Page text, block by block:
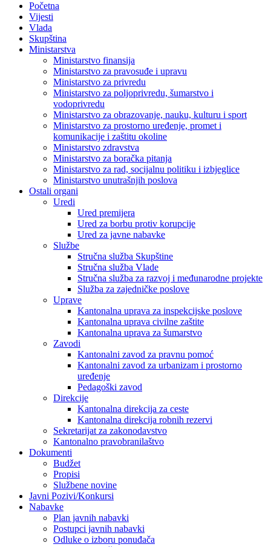
Početna
Vijesti
Vlada
Skupština
Ministarstva
Ministarstvo finansija
Ministarstvo za pravosuđe i upravu
Ministarstvo za privredu
Ministarstvo za poljoprivredu, šumarstvo i
vodoprivredu
Ministarstvo za obrazovanje, nauku, kulturu i sport
Ministarstvo za prostorno uređenje, promet i
komunikacije i zaštitu okoline
Ministarstvo zdravstva
Ministarstvo za boračka pitanja
Ministarstvo za rad, socijalnu politiku i izbjeglice
Ministarstvo unutrašnjih poslova
Ostali organi
Uredi
Ured premijera
Ured za borbu protiv korupcije
Ured za javne nabavke
Službe
Stručna služba Skupštine
Stručna služba Vlade
Stručna služba za razvoj i međunarodne projekte
Služba za zajedničke poslove
Uprave
Kantonalna uprava za inspekcijske poslove
Kantonalna uprava civilne zaštite
Kantonalna uprava za šumarstvo
Zavodi
Kantonalni zavod za pravnu pomoć
Kantonalni zavod za urbanizam i prostorno
uređenje
Pedagoški zavod
Direkcije
Kantonalna direkcija za ceste
Kantonalna direkcija robnih rezervi
Sekretarijat za zakonodavstvo
Kantonalno pravobranilaštvo
Dokumenti
Budžet
Propisi
Službene novine
Javni Pozivi/Konkursi
Nabavke
Plan javnih nabavki
Postupci javnih nabavki
Odluke o izboru ponuđača